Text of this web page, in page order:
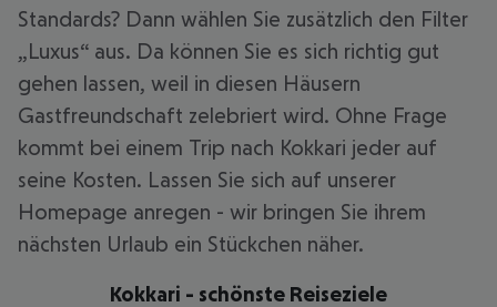
Standards? Dann wählen Sie zusätzlich den Filter
„Luxus“ aus. Da können Sie es sich richtig gut
gehen lassen, weil in diesen Häusern
Gastfreundschaft zelebriert wird. Ohne Frage
kommt bei einem Trip nach Kokkari jeder auf
seine Kosten. Lassen Sie sich auf unserer
Homepage anregen - wir bringen Sie ihrem
nächsten Urlaub ein Stückchen näher.
Kokkari - schönste Reiseziele